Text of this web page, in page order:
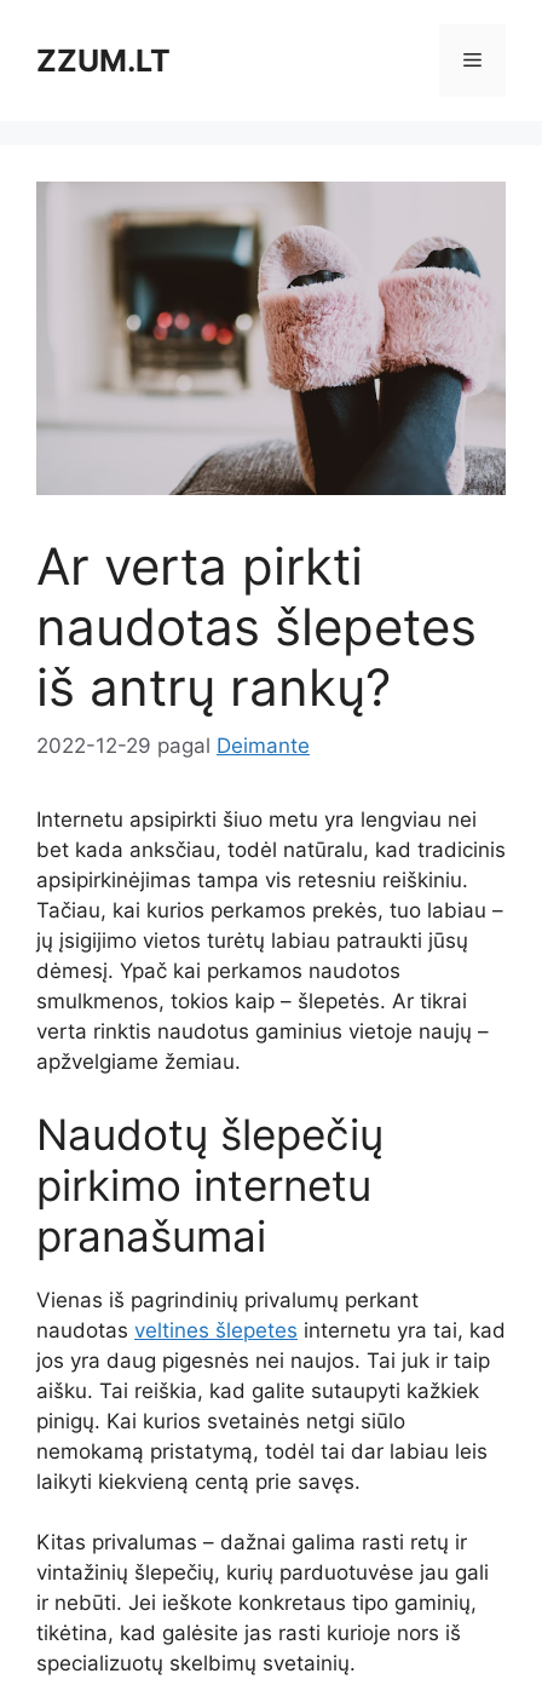
turinioZZUM.LT Meniu
Ar verta pirkti
naudotas šlepetes
iš antrų rankų?
2022-12-29 pagal Deimante
Internetu apsipirkti šiuo metu yra lengviau nei
bet kada anksčiau, todėl natūralu, kad tradicinis
apsipirkinėjimas tampa vis retesniu reiškiniu.
Tačiau, kai kurios perkamos prekės, tuo labiau –
jų įsigijimo vietos turėtų labiau patraukti jūsų
dėmesį. Ypač kai perkamos naudotos
smulkmenos, tokios kaip – šlepetės. Ar tikrai
verta rinktis naudotus gaminius vietoje naujų –
apžvelgiame žemiau.
Naudotų šlepečių
pirkimo internetu
pranašumai
Vienas iš pagrindinių privalumų perkant
naudotas veltines šlepetes internetu yra tai, kad
jos yra daug pigesnės nei naujos. Tai juk ir taip
aišku. Tai reiškia, kad galite sutaupyti kažkiek
pinigų. Kai kurios svetainės netgi siūlo
nemokamą pristatymą, todėl tai dar labiau leis
laikyti kiekvieną centą prie savęs.
Kitas privalumas – dažnai galima rasti retų ir
vintažinių šlepečių, kurių parduotuvėse jau gali
ir nebūti. Jei ieškote konkretaus tipo gaminių,
tikėtina, kad galėsite jas rasti kurioje nors iš
specializuotų skelbimų svetainių.